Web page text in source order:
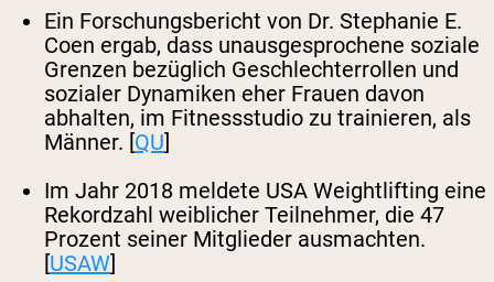
Ein Forschungsbericht von Dr. Stephanie E.
Coen ergab, dass unausgesprochene soziale
Grenzen bezüglich Geschlechterrollen und
sozialer Dynamiken eher Frauen davon
abhalten, im Fitnessstudio zu trainieren, als
Männer. [QU]
Im Jahr 2018 meldete USA Weightlifting eine
Rekordzahl weiblicher Teilnehmer, die 47
Prozent seiner Mitglieder ausmachten.
[USAW]